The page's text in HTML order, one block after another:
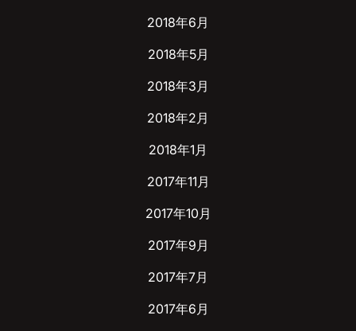
2018年6月
2018年5月
2018年3月
2018年2月
2018年1月
2017年11月
2017年10月
2017年9月
2017年7月
2017年6月